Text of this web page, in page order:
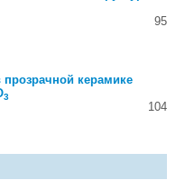
95
прозрачной керамике
3
104